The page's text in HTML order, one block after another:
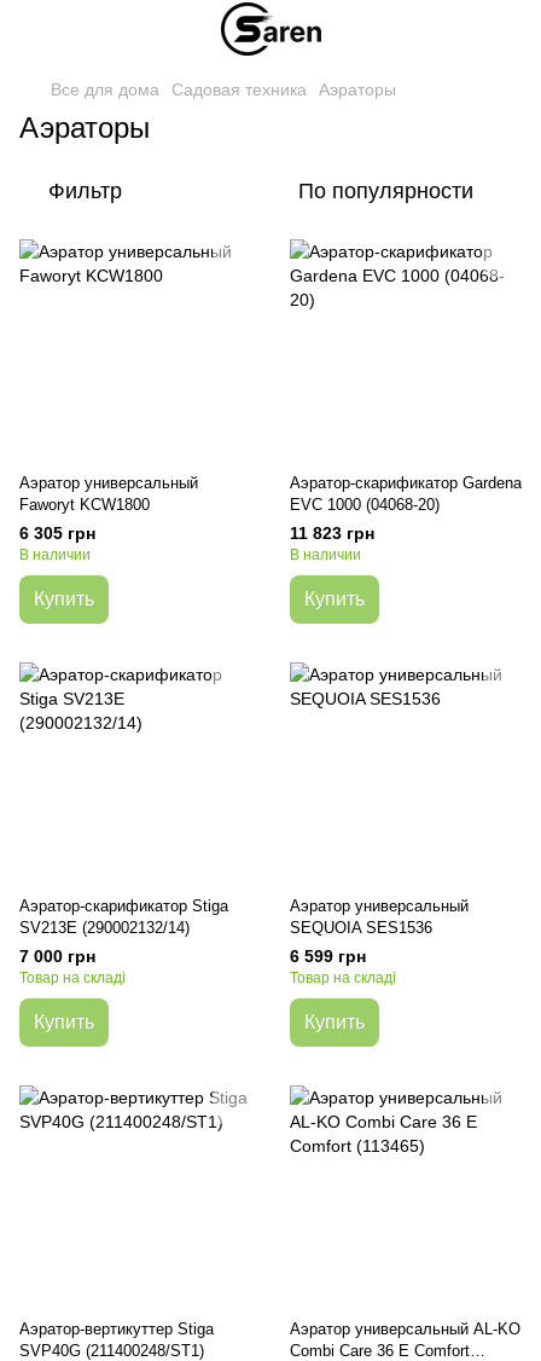
Все для дома Садовая техника Аэраторы
Аэраторы
Фильтр По популярности
Аэратор универсальный
Faworyt KCW1800
6 305 грн
В наличии
Купить
Аэратор-скарификатор Gardena
EVC 1000 (04068-20)
11 823 грн
В наличии
Купить
Аэратор-скарификатор Stiga
SV213E (290002132/14)
7 000 грн
Товар на складі
Купить
Аэратор универсальный
SEQUOIA SES1536
6 599 грн
Товар на складі
Купить
Аэратор-вертикуттер Stiga
SVP40G (211400248/ST1)
Аэратор универсальный AL-KO
Combi Care 36 E Comfort